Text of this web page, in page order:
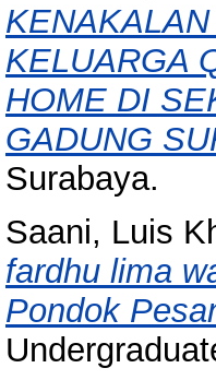
KELUARGA
HOME DI
GADUNG
Surabaya.
Saani, Luis
fardhu lima
Pondok